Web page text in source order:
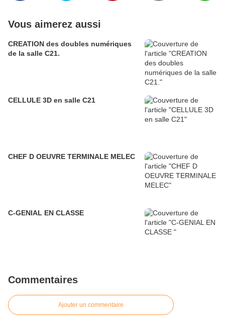
Vous aimerez aussi
CREATION des doubles numériques
de la salle C21.
CELLULE 3D en salle C21
CHEF D OEUVRE TERMINALE MELEC
C-GENIAL EN CLASSE
Commentaires
Ajouter un commentaire